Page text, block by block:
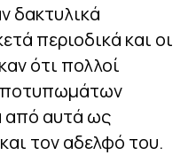
δακτυλικά
περιοδικά και οι
ότι πολλοί
από αυτά ως
τον αδελφό του.